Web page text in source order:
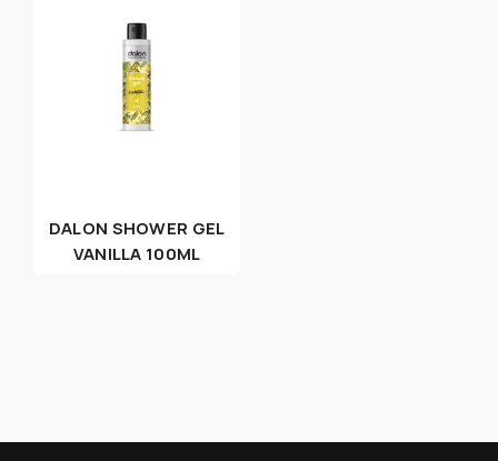
DALON SHOWER GEL
VANILLA 100ML